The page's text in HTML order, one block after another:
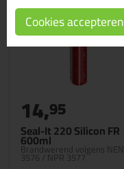
Seal-It 220 Silicon FR
600ml
Brandwerend volgens NEN
3576 / NPR 3577
14,95
Cookies accepteren